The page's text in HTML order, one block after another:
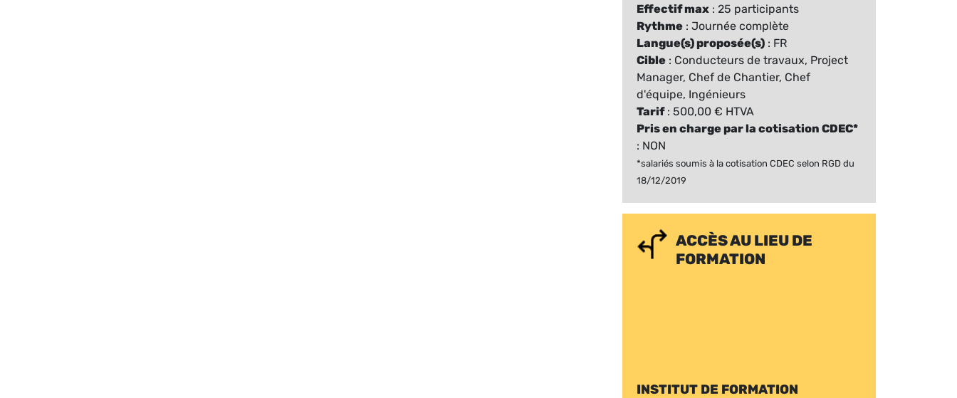
Effectif max : 25 participants
Rythme : Journée complète
Langue(s) proposée(s) : FR
Cible : Conducteurs de travaux, Project
Manager, Chef de Chantier, Chef
d'équipe, Ingénieurs
Tarif: 500,00 € HTVA
Pris en charge par la cotisation CDEC*
: NON
*salariés soumis à la cotisation CDEC selon RGD du
18/12/2019
ACCÈS AU LIEU DE
FORMATION
INSTITUT DE FORMATION